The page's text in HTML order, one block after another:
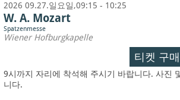
2026 09.27.일요일,09:15 - 10:25
W. A. Mozart
Spatzenmesse
Wiener Hofburgkapelle
티켓 구
9시까지 자리에 착석해 주시기 바랍니다. 사진
니다.